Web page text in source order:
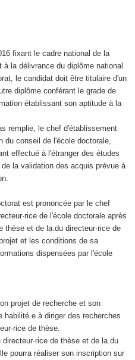
fixant le cadre national de la
la délivrance du diplôme national
le candidat doit être titulaire d'un
diplôme conférant le grade de
établissant son aptitude à la
remplie, le chef d'établissement
du conseil de l'école doctorale,
effectué à l'étranger des études
la validation des acquis prévue à
est prononcée par le chef
de l'école doctorale après
thèse et de la.du directeur·rice de
et les conditions de sa
dispensées par l'école
projet de recherche et son
habilité.e à diriger des recherches
de thèse.
de thèse et de la.du
pourra réaliser son inscription sur